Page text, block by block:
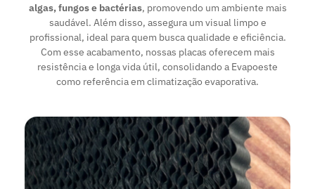
algas, fungos e bactérias, promovendo um ambiente mais
saudável. Além disso, assegura um visual limpo e
profissional, ideal para quem busca qualidade e eficiência.
Com esse acabamento, nossas placas oferecem mais
resistência e longa vida útil, consolidando a Evapoeste
como referência em climatização evaporativa.